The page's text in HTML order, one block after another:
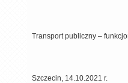
Transport publiczny –
Szczecin, 14.10.2021 r.